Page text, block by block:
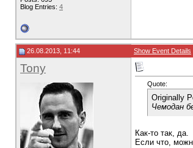
Blog Entries: 4
26.08.2013, 11:44 Show Event Details
Tony
Quote:
Originally
Чемодан
Как-то так, да.
Если что,